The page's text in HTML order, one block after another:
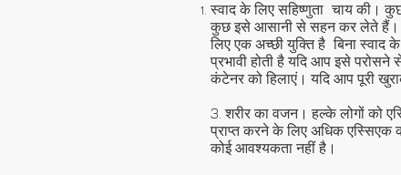
स्वाद के लिए सहिष्णुता चाय की। कुछ
कुछ इसे आसानी से सहन कर लेते हैं।
लिए एक अच्छी युक्ति है बिना स्वाद
प्रभावी होती है यदि आप इसे
कंटेनर को हिलाएं। यदि आप पूरी
3. शरीर का वजन। हल्के लोगों को
प्राप्त करने के लिए अधिक एस्सिएक
कोई आवश्यकता नहीं है।